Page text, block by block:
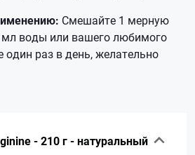
Смешайте 1 мерную
мл воды или вашего любимого
один раз в день, желательно
- 210 г - натуральный